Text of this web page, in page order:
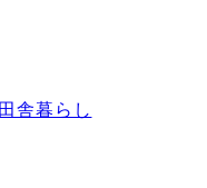
舎暮らし